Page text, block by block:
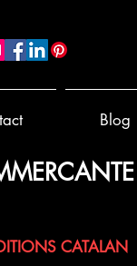
Blog
CATALAN